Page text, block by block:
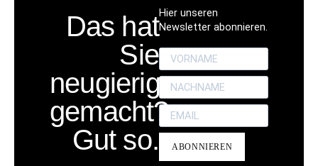
Das hat
Sie
neugierig
gemacht?
Gut so.
Hier unseren
Newsletter abonnieren.
ABONNIEREN